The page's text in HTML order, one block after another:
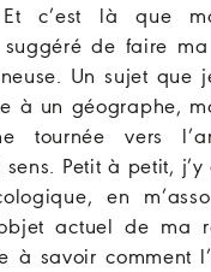
Et c’est là que
suggéré de faire
Un sujet que
à un géographe,
tournée vers
Petit à petit,
en
actuel de ma
à savoir comment